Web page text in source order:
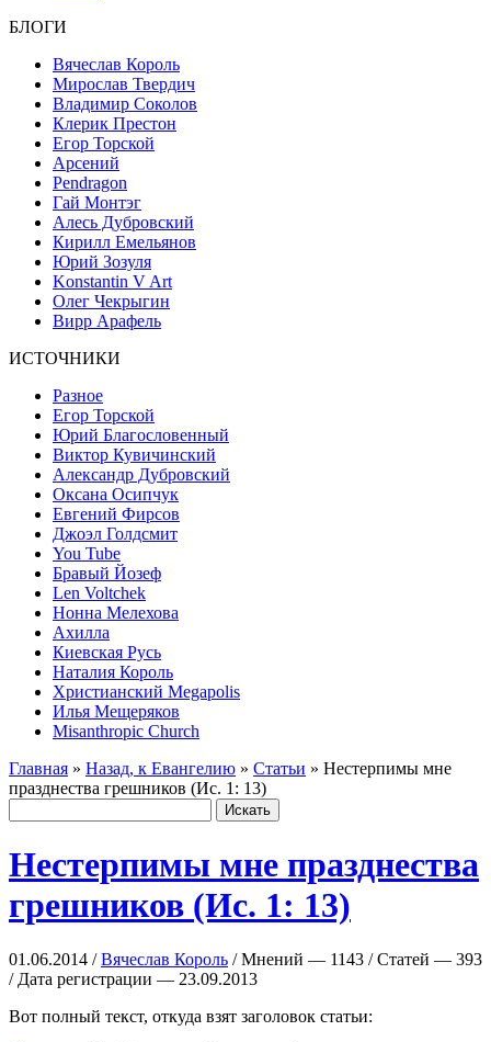
БЛОГИ
Вячеслав Король
Мирослав Твердич
Владимир Соколов
Клерик Престон
Егор Topской
Арсений
Pendragon
Гай Монтэг
Алесь Дубровский
Кирилл Емельянов
Юрий Зозуля
Konstantin V Art
Олег Чекрыгин
Вирр Арафель
ИСТОЧНИКИ
Разное
Егор Торской
Юрий Благословенный
Виктор Кувичинский
Александр Дубровский
Оксана Осипчук
Евгений Фирсов
Джоэл Голдсмит
You Tube
Бравый Йозеф
Len Voltchek
Нонна Мелехова
Ахилла
Киевская Русь
Наталия Король
Христианский Megapolis
Илья Мещеряков
Misanthropic Church
Главная » Назад, к Евангелию » Статьи » Нестерпимы мне
празднества грешников (Ис. 1: 13)
Нестерпимы мне празднества
грешников (Ис. 1: 13)
01.06.2014 /Вячеслав Король / Мнений — 1143 / Статей — 393
/ Дата регистрации — 23.09.2013
Вот полный текст, откуда взят заголовок статьи: